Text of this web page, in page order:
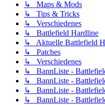
↳ Maps & Mods
↳ Tips & Tricks
↳ Verschiedenes
↳ Battlefield Hardline
↳ Aktuelle Battlefield
↳ Patches
↳ Verschiedenes
↳ BannListe -
↳ BannListe -
↳ BannListe -
↳ BannListe -